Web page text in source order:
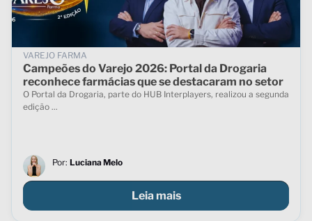
VAREJO FARMA
Campeões do Varejo 2026: Portal da Drogaria
reconhece farmácias que se destacaram no setor
O Portal da Drogaria, parte do HUB Interplayers, realizou a segunda
edição ...
Por: Luciana Melo
Leia mais